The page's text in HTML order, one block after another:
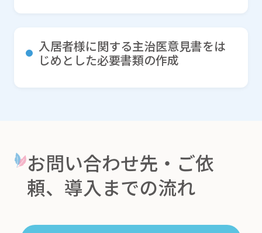
入居者様に関する主治医意見書をは
じめとした必要書類の作成
お問い合わせ先・ご依
頼、導入までの流れ